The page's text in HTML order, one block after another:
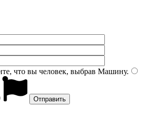
что вы человек, выбрав Машину.